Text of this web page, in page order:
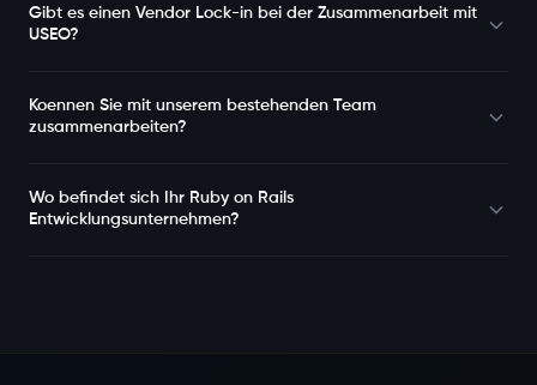
Gibt es einen Vendor Lock-in bei der Zusammenarbeit mit
USEO?
Koennen Sie mit unserem bestehenden Team
zusammenarbeiten?
Wo befindet sich Ihr Ruby on Rails
Entwicklungsunternehmen?